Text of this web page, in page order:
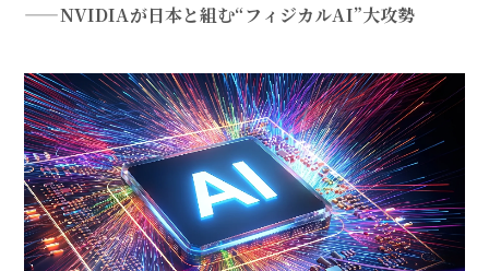
——NVIDIAが日本と組む“フィジカルAI”大攻勢